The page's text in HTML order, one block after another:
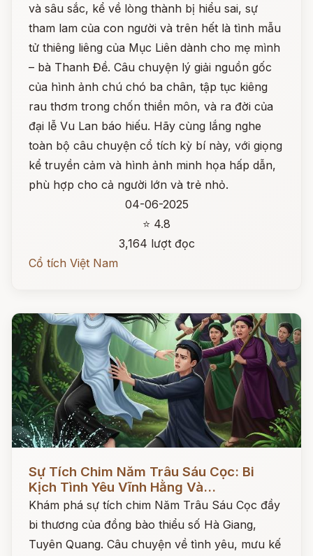
và sâu sắc, kể về lòng thành bị hiểu sai, sự
tham lam của con người và trên hết là tình mẫu
tử thiêng liêng của Mục Liên dành cho mẹ mình
– bà Thanh Đề. Câu chuyện lý giải nguồn gốc
của hình ảnh chú chó ba chân, tập tục kiêng
rau thơm trong chốn thiền môn, và ra đời của
đại lễ Vu Lan báo hiếu. Hãy cùng lắng nghe
toàn bộ câu chuyện cổ tích kỳ bí này, với giọng
kể truyền cảm và hình ảnh minh họa hấp dẫn,
phù hợp cho cả người lớn và trẻ nhỏ.
04-06-2025
⭐ 4.8
3,164 lượt đọc
Cổ tích Việt Nam
Sự Tích Chim Năm Trâu Sáu Cọc: Bi
Kịch Tình Yêu Vĩnh Hằng Và...
Khám phá sự tích chim Năm Trâu Sáu Cọc đầy
bi thương của đồng bào thiểu số Hà Giang,
Tuyên Quang. Câu chuyện về tình yêu, mưu kế